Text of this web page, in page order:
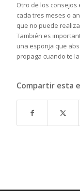
Otro de los consejos
cada tres meses o
que no puede
También es
una esponja que
propaga cuando te
Compartir esta